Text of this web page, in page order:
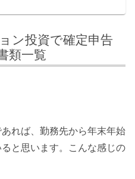
ン投資で確定申告
類一覧
れば、勤務先から年末年始
と思います。こんな感じの